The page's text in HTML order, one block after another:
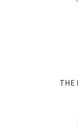
THE